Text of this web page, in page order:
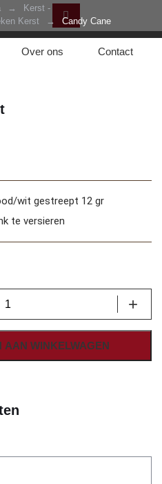
Over ons Contact
→
Kerst -
Kerst →
Candy Cane
wit gestreept 12 gr
te versieren
+
AAN WINKELWAGEN